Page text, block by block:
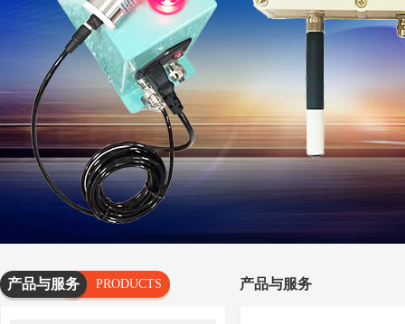
产品与服务
PRODUCTS
产品与服务